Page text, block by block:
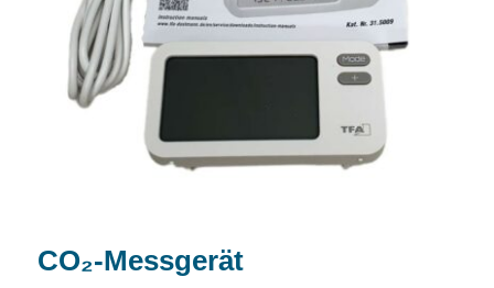
CO₂-Messgerät
CO₂-Messgerät